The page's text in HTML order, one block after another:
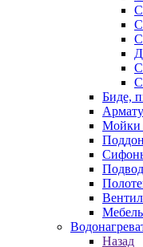
Биде,
Мойки
Назад